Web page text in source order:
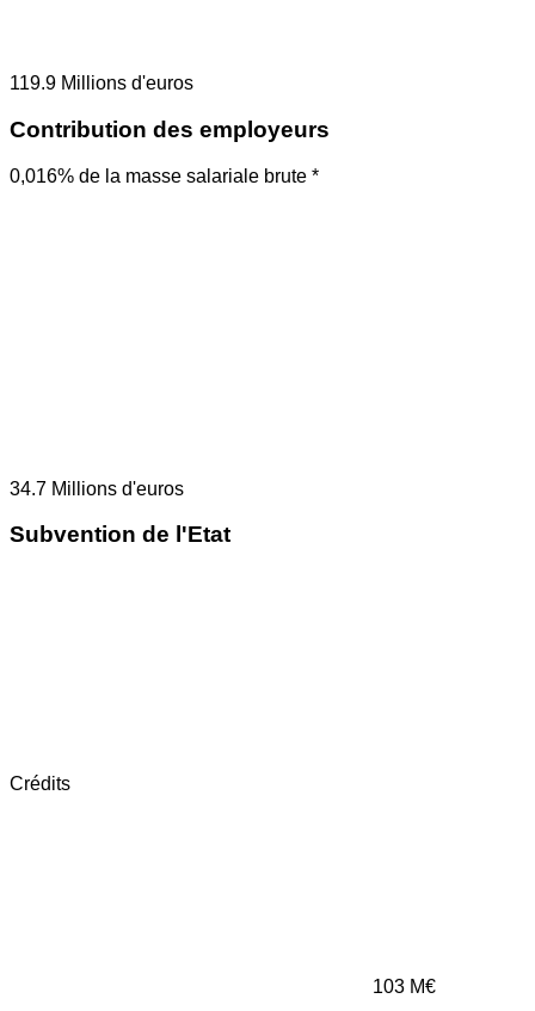
119.9 Millions d'euros
Contribution des employeurs
0,016% de la masse salariale brute *
34.7 Millions d'euros
Subvention de l'Etat
Crédits
103 M€